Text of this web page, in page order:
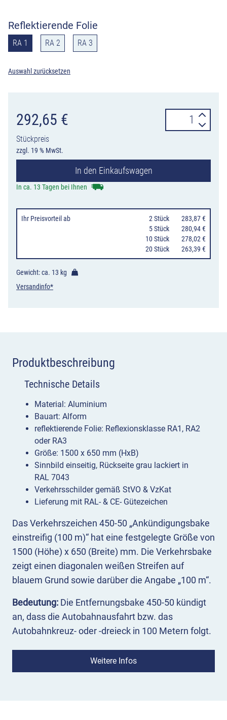
Reflektierende Folie
RA 1 RA 2 RA 3
Auswahl zurücksetzen
292,65 €
Stückpreis
zzgl. 19 % MwSt.
450-
Menge
In den Einkaufswagen
In ca. 13 Tagen bei Ihnen
Ihr Preisvorteil ab 2 Stück
283,87 €
5 Stück
280,94 €
10 Stück
278,02 €
20 Stück
263,39 €
Gewicht: ca. 13 kg
Versandinfo*
Produktbeschreibung
Das Verkehrszeichen 450-50 „Ankündigungsbake
einstreifig (100 m)“ hat eine festgelegte Größe von
1500 (Höhe) x 650 (Breite) mm. Die Verkehrsbake
zeigt einen diagonalen weißen Streifen auf
blauem Grund sowie darüber die Angabe „100 m“.
Bedeutung: Die Entfernungsbake 450-50 kündigt
an, dass die Autobahnausfahrt bzw. das
Autobahnkreuz- oder -dreieck in 100 Metern folgt.
ausfahren möchten, gleichzeitig den Hinweis, die
entsprechende Fahrspur und Geschwindigkeit zu
Weitere Infos
Technische Details
Material: Aluminium
Bauart: Alform
reflektierende Folie: Reflexionsklasse RA1, RA2
oder RA3
Größe: 1500 x 650 mm (HxB)
Sinnbild einseitig, Rückseite grau lackiert in
RAL 7043
Verkehrsschilder gemäß StVO & VzKat
Lieferung mit RAL- & CE- Gütezeichen